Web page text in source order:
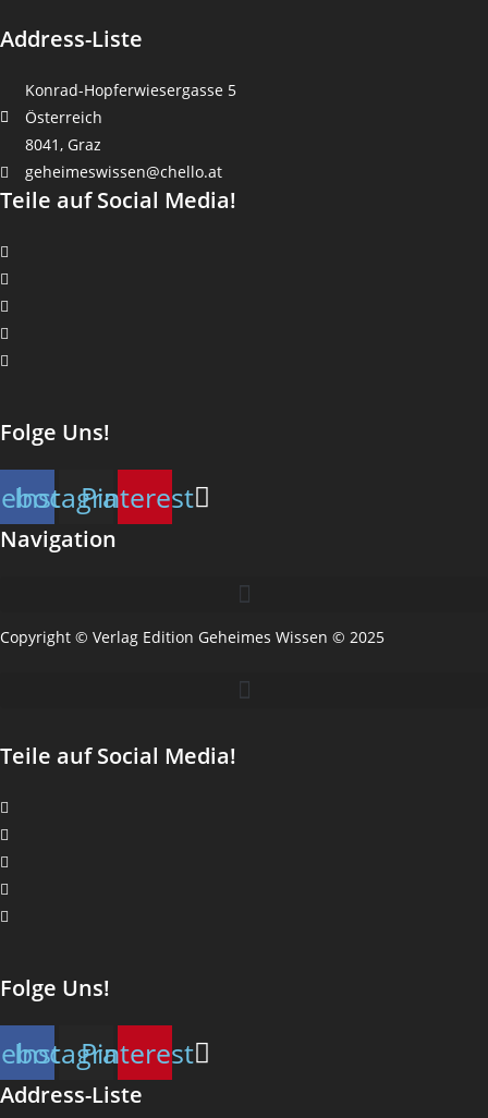
Address-Liste
Konrad-Hopferwiesergasse 5
Österreich
8041, Graz
geheimeswissen@chello.at
Teile auf Social Media!
Folge Uns!
Instagram
Pinterest
Navigation
Copyright © Verlag Edition Geheimes Wissen © 2025
Teile auf Social Media!
Folge Uns!
Instagram
Pinterest
Address-Liste